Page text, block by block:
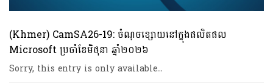
(Khmer) CamSA26-19: ចំណុចខ្សោយនៅក្នុងផលិតផល
Microsoft ប្រចាំខែមិថុនា ឆ្នាំ២០២៦
Sorry, this entry is only available…